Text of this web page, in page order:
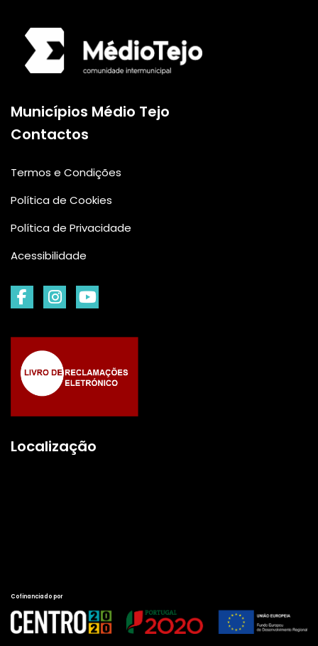
Municípios Médio Tejo
Contactos
Termos e Condições
Política de Cookies
Política de Privacidade
Acessibilidade
Localização
Cofinanciado por